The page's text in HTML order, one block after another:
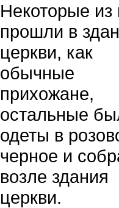
Некоторые из
прошли в
церкви, как
обычные
прихожане,
остальные
одеты в
черное и
возле здания
церкви.